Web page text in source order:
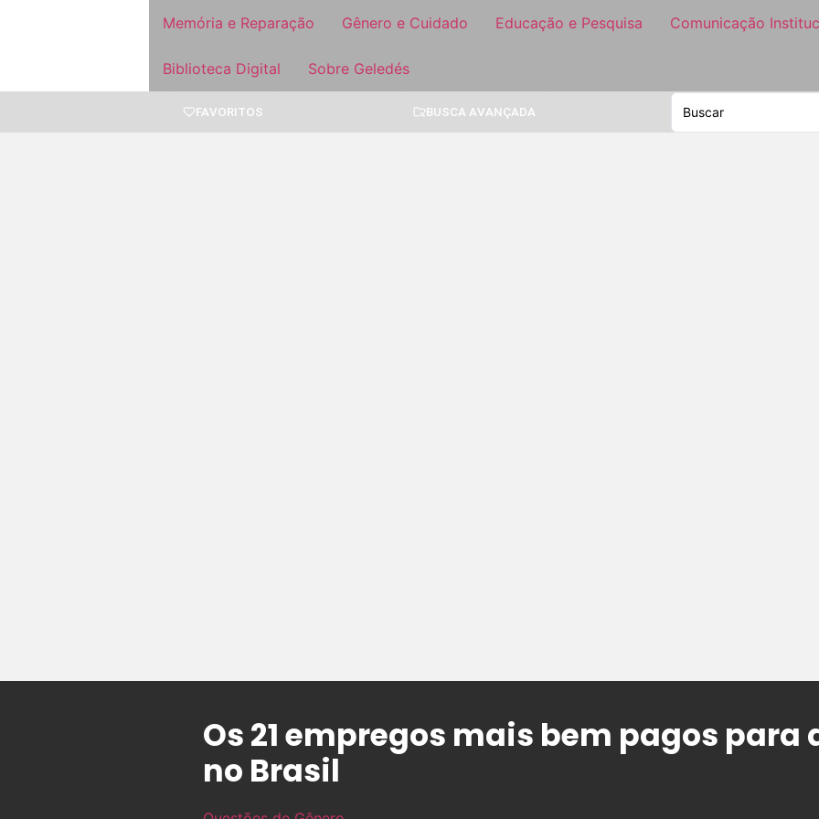
Memória e Reparação Gênero e Cuidado Educação e Pesquisa Comunicação
Biblioteca Digital Sobre Geledés
FAVORITOS BUSCA AVANÇADA
Os 21 empregos mais bem pagos para
no Brasil